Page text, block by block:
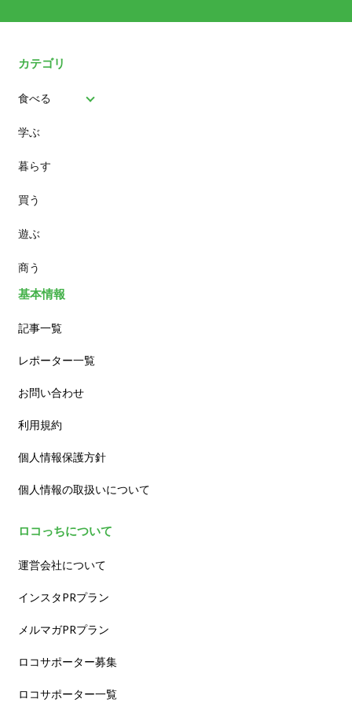
カテゴリ
食べる
パン
スイーツ
ランチ
カフェ
学ぶ
暮らす
買う
遊ぶ
商う
基本情報
記事一覧
レポーター一覧
お問い合わせ
利用規約
個人情報保護方針
個人情報の取扱いについて
ロコっちについて
運営会社について
インスタPRプラン
メルマガPRプラン
ロコサポーター募集
ロコサポーター一覧